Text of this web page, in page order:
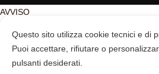
Questo sito utilizza cookie tecnici e di
Puoi accettare, rifiutare o
pulsanti desiderati.
AVVISO
online saràsospesa tra l’1 ed il 23
Grazie